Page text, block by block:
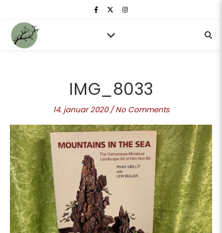
IMG_8033
14. januar 2020 / No Comments